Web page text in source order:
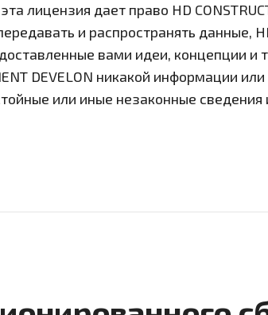
лицензия дает право HD
и распространять данные,
вами идеи, концепции и
DEVELON никакой информации
или иные незаконные сведения